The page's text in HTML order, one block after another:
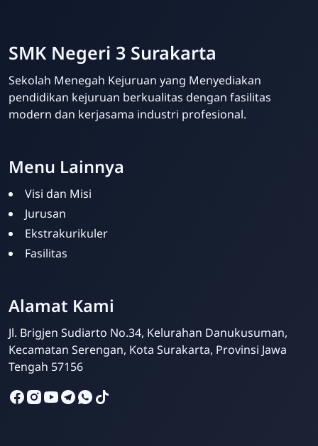
SMK Negeri 3 Surakarta
Sekolah Menegah Kejuruan yang Menyediakan
pendidikan kejuruan berkualitas dengan fasilitas
modern dan kerjasama industri profesional.
Menu Lainnya
Visi dan Misi
Jurusan
Ekstrakurikuler
Fasilitas
Alamat Kami
Jl. Brigjen Sudiarto No.34, Kelurahan Danukusuman,
Kecamatan Serengan, Kota Surakarta, Provinsi Jawa
Tengah 57156